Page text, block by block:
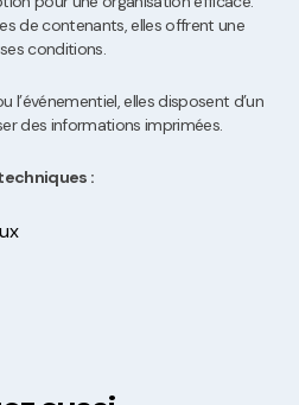
de contenants, elles offrent une
conditions.
l’événementiel, elles disposent d’un
des informations imprimées.
: